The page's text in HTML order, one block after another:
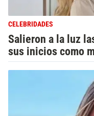
CELEBRIDADES
Salieron a la luz
sus inicios como